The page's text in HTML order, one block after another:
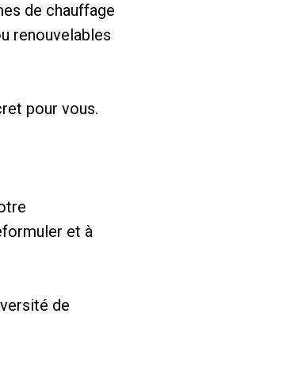
de chauffage
renouvelables
pour vous.
et à
de